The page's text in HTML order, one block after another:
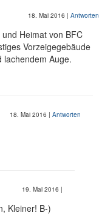
18. Mai 2016 | Antworten
Heimat von BFC
Vorzeigegebäude
lachendem Auge.
18. Mai 2016 | Antworten
19. Mai 2016 |
Kleiner! B-)